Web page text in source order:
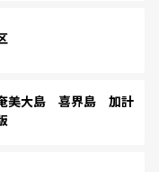
美大島 喜界島 加計